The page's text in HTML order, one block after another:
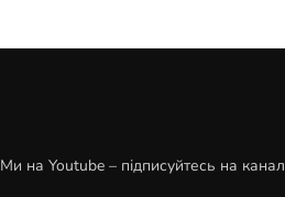
Ми на Youtube – підписуйтесь на канал